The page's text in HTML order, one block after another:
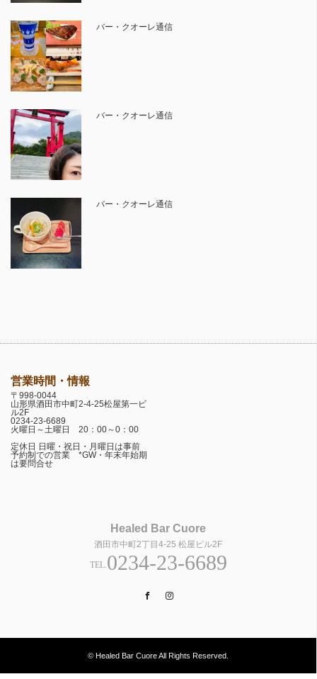
バー・クオーレ通信
バー・クオーレ通信
バー・クオーレ通信
営業時間・情報
〒998-0044
山形県酒田市中町2-4-25松屋第一ビ
ル2F
0234-23-6689
火曜日～土曜日 20：00～0：00
定休日 日曜・祝日・月曜日は事前
予約制での営業 *GW・年末年始期
は要問合せ
Healed Bar Cuore
酒田市中町2丁目4-25 松屋ビル2F
TEL.0234-23-6689
Facebook
© Healed Bar Cuore All Rights Reserved.